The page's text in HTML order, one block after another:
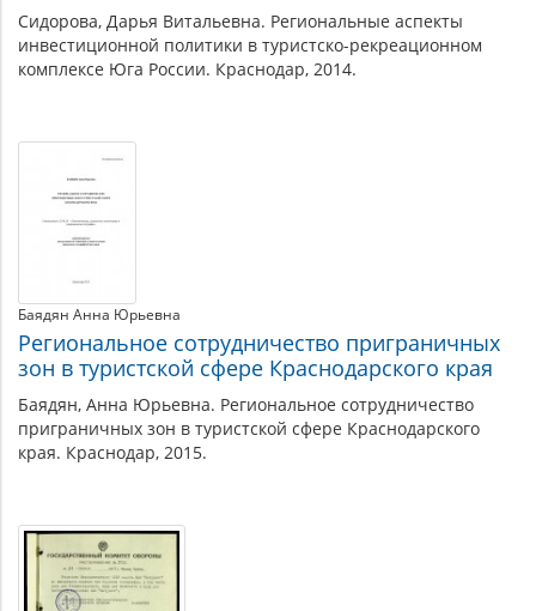
Сидорова, Дарья Витальевна. Региональные аспекты
инвестиционной политики в туристско-рекреационном
комплексе Юга России. Краснодар, 2014.
Баядян Анна Юрьевна
Региональное сотрудничество приграничных
зон в туристской сфере Краснодарского края
Баядян, Анна Юрьевна. Региональное сотрудничество
приграничных зон в туристской сфере Краснодарского
края. Краснодар, 2015.